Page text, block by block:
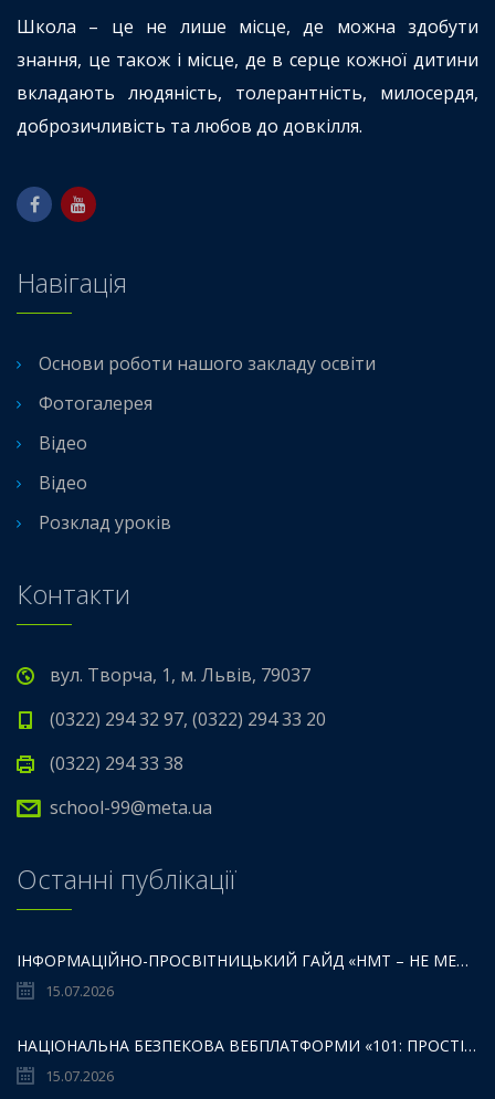
Школа – це не лише місце, де можна здобути
знання, це також і місце, де в серце кожної дитини
вкладають людяність, толерантність, милосердя,
доброзичливість та любов до довкілля.
Навігація
Основи роботи нашого закладу освіти
Фотогалерея
Відео
Відео
Розклад уроків
Контакти
вул. Творча, 1, м. Львів, 79037
(0322) 294 32 97, (0322) 294 33 20
(0322) 294 33 38
school-99@meta.ua
Останні публікації
ІНФОРМАЦІЙНО-ПРОСВІТНИЦЬКИЙ ГАЙД «НМТ – НЕ МЕЖА ТВОЇХ МОЖЛИВОСТЕЙ».
15.07.2026
НАЦІОНАЛЬНА БЕЗПЕКОВА ВЕБПЛАТФОРМИ «101: ПРОСТІР БЕЗПЕКИ ДЛЯ ДІТЕЙ,БАТЬКІВ ТА ОСВІТЯН»:
15.07.2026